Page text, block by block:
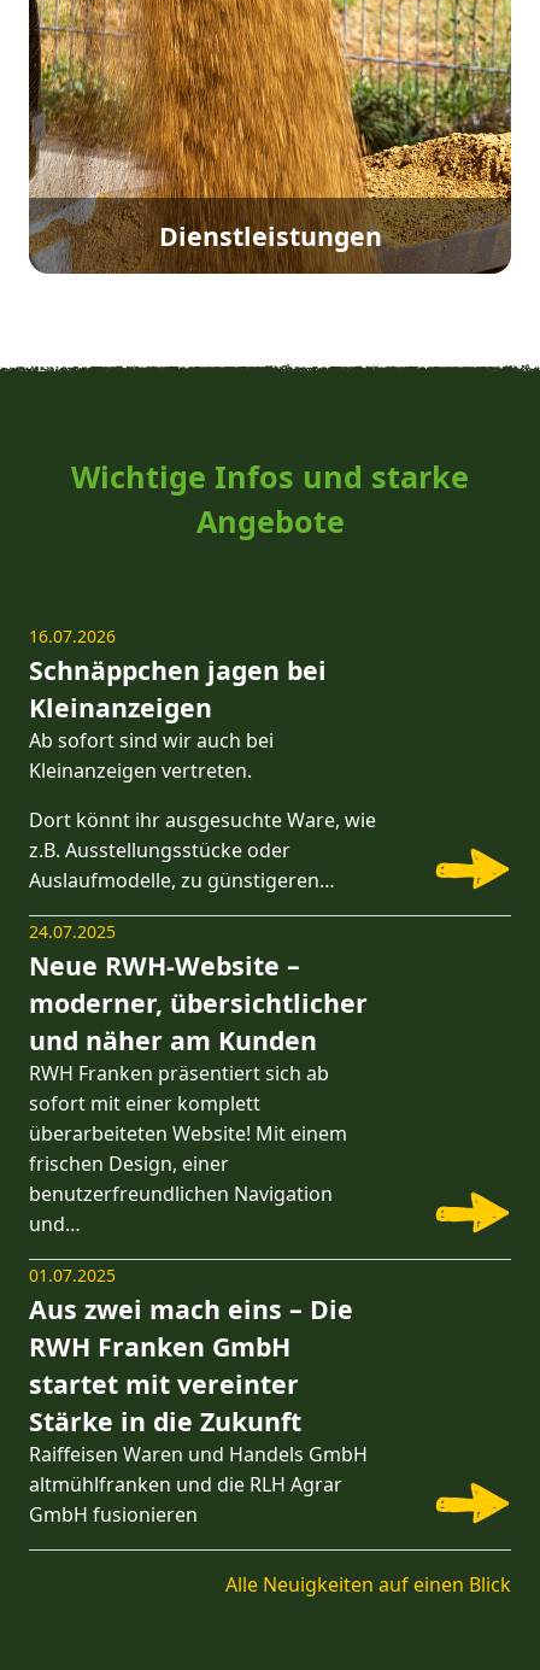
Dienstleistungen
Wichtige Infos und starke
Angebote
16.07.2026
Schnäppchen jagen bei
Kleinanzeigen
Ab sofort sind wir auch bei
Kleinanzeigen vertreten.
Dort könnt ihr ausgesuchte Ware, wie
z.B. Ausstellungsstücke oder
Auslaufmodelle, zu günstigeren…
24.07.2025
Neue RWH-Website –
moderner, übersichtlicher
und näher am Kunden
RWH Franken präsentiert sich ab
sofort mit einer komplett
überarbeiteten Website! Mit einem
frischen Design, einer
benutzerfreundlichen Navigation
und…
01.07.2025
Aus zwei mach eins – Die
RWH Franken GmbH
startet mit vereinter
Stärke in die Zukunft
Raiffeisen Waren und Handels GmbH
altmühlfranken und die RLH Agrar
GmbH fusionieren
Alle Neuigkeiten auf einen Blick